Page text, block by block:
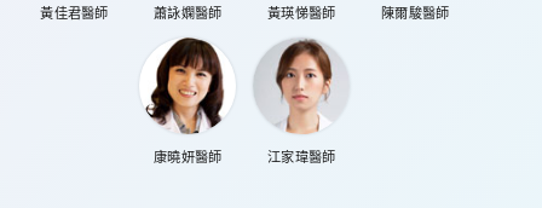
黃佳君醫師 蕭詠嫻醫師 黃瑛悌醫師 陳爾駿醫師
康曉妍醫師 江家瑋醫師